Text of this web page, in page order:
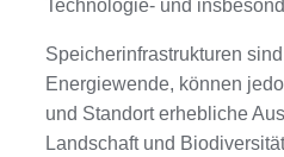
Technologie- und
Speicherinfrastrukturen
Energiewende, können
und Standort erhebliche
Landschaft und